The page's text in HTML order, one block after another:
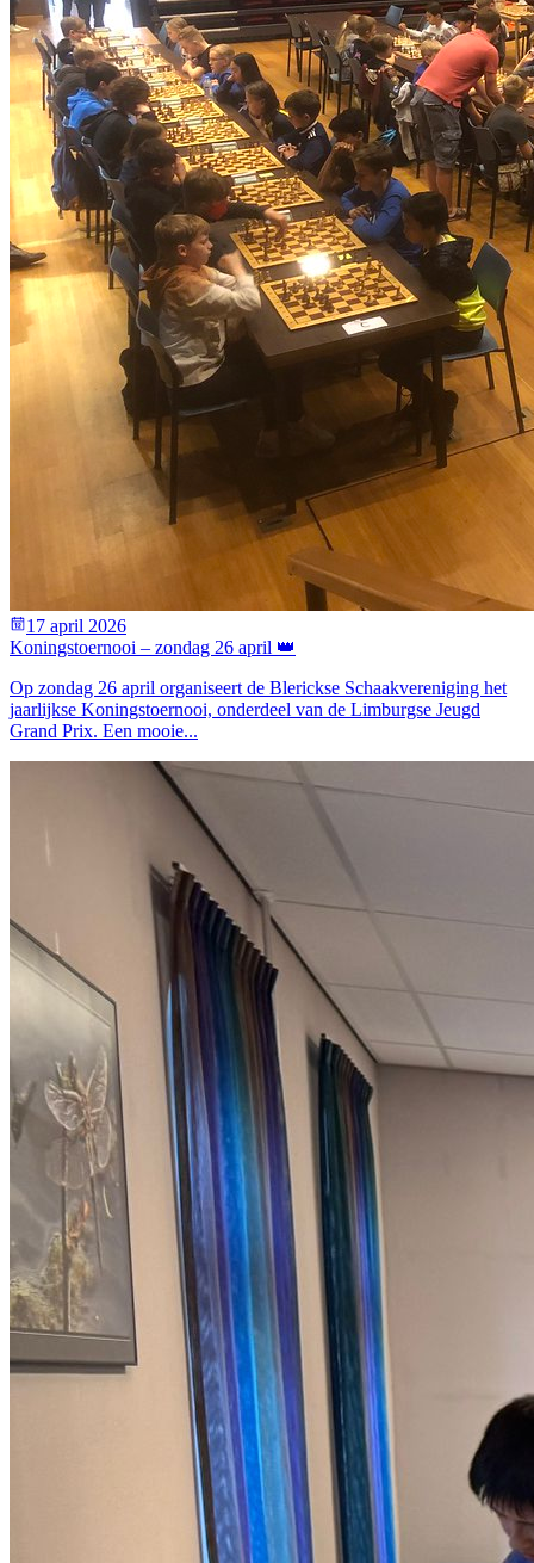
17 april 2026
Koningstoernooi – zondag 26 april 👑
Op zondag 26 april organiseert de Blerickse Schaakvereniging het
jaarlijkse Koningstoernooi, onderdeel van de Limburgse Jeugd
Grand Prix. Een mooie...